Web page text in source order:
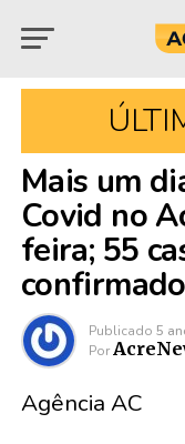
Mais um
Covid no
feira; 55
Publicado 5
Por
Agência AC